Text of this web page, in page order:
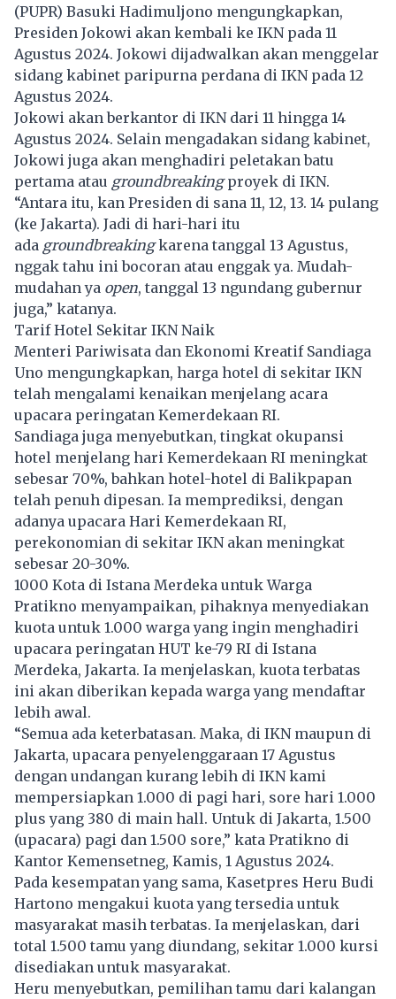
(PUPR) Basuki Hadimuljono mengungkapkan,
Presiden Jokowi akan kembali ke IKN pada 11
Agustus 2024. Jokowi dijadwalkan akan menggelar
sidang kabinet paripurna perdana di IKN pada 12
Agustus 2024.
Jokowi akan berkantor di IKN dari 11 hingga 14
Agustus 2024. Selain mengadakan sidang kabinet,
Jokowi juga akan menghadiri peletakan batu
pertama atau groundbreakingproyek di IKN.
“Antara itu, kan Presiden di sana 11, 12, 13. 14 pulang
(ke Jakarta). Jadi di hari-hari itu
ada groundbreakingkarena tanggal 13 Agustus,
nggak tahu ini bocoran atau enggak ya. Mudah-
mudahan ya open, tanggal 13 ngundang gubernur
juga,” katanya.
Tarif Hotel Sekitar IKN Naik
Menteri Pariwisata dan Ekonomi Kreatif Sandiaga
Uno mengungkapkan, harga hotel di sekitar IKN
telah mengalami kenaikan menjelang acara
upacara peringatan Kemerdekaan RI.
Sandiaga juga menyebutkan, tingkat okupansi
hotel menjelang hari Kemerdekaan RI meningkat
sebesar 70%, bahkan hotel-hotel di Balikpapan
telah penuh dipesan. Ia memprediksi, dengan
adanya upacara Hari Kemerdekaan RI,
perekonomian di sekitar IKN akan meningkat
sebesar 20-30%.
1000 Kota di Istana Merdeka untuk Warga
Pratikno menyampaikan, pihaknya menyediakan
kuota untuk 1.000 warga yang ingin menghadiri
upacara peringatan HUT ke-79 RI di Istana
Merdeka, Jakarta. Ia menjelaskan, kuota terbatas
ini akan diberikan kepada warga yang mendaftar
lebih awal.
“Semua ada keterbatasan. Maka, di IKN maupun di
Jakarta, upacara penyelenggaraan 17 Agustus
dengan undangan kurang lebih di IKN kami
mempersiapkan 1.000 di pagi hari, sore hari 1.000
plus yang 380 di main hall. Untuk di Jakarta, 1.500
(upacara) pagi dan 1.500 sore,” kata Pratikno di
Kantor Kemensetneg, Kamis, 1 Agustus 2024.
Pada kesempatan yang sama, Kasetpres Heru Budi
Hartono mengakui kuota yang tersedia untuk
masyarakat masih terbatas. Ia menjelaskan, dari
total 1.500 tamu yang diundang, sekitar 1.000 kursi
disediakan untuk masyarakat.
Heru menyebutkan, pemilihan tamu dari kalangan